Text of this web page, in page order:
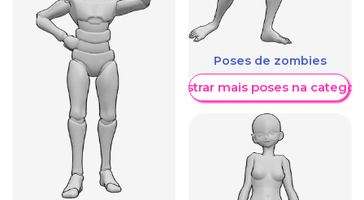
Poses de zombies
Mostrar mais poses na